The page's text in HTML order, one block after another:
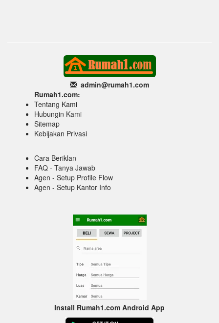
admin@rumah1.com
Rumah1.com:
Tentang Kami
Hubungin Kami
Sitemap
Kebijakan Privasi
Cara Beriklan
FAQ - Tanya Jawab
Agen - Setup Profile Flow
Agen - Setup Kantor Info
Install Rumah1.com Android App